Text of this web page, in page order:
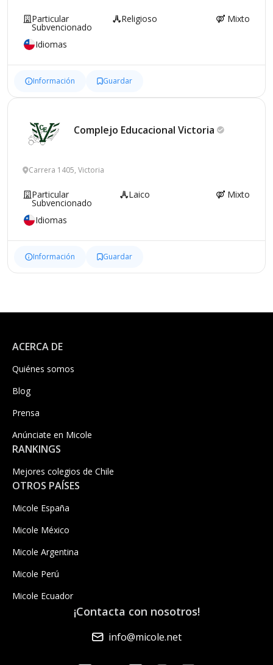
Particular
Subvencionado
Religioso Mixto
Idiomas
Información Guardar
Complejo Educacional Victoria
Carrera 1405, Victoria
Particular
Subvencionado
Laico Mixto
Idiomas
Información Guardar
ACERCA DE
Quiénes somos
Blog
Prensa
Anúnciate en Micole
RANKINGS
Mejores colegios de Chile
OTROS PAÍSES
Micole España
Micole México
Micole Argentina
Micole Perú
Micole Ecuador
¡Contacta con nosotros!
info@micole.net